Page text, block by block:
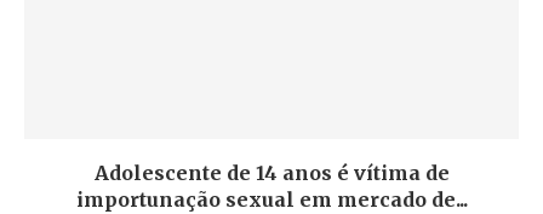
Adolescente de 14 anos é vítima de
importunação sexual em mercado de...